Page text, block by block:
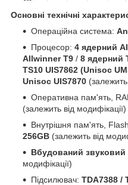
Основні технічні
Операційна система:
Процесор: 4 ядерний
Allwinner T9 / 8 ядерний
TS10 UIS7862 (Unisoc
Unisoc UIS7870 (залежить
Оперативна пам'ять,
(залежить від модифікації)
Внутрішня пам'ять,
256GB (залежить від
Вбудований звуковий
модифікації)
Підсилювач: TDA7388 /